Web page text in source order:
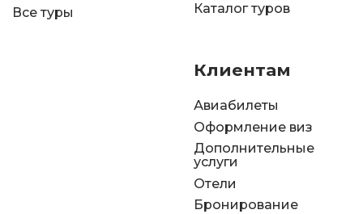
Все туры
Каталог туров
Клиентам
Авиабилеты
Оформление виз
Дополнительные
услуги
Отели
Бронирование